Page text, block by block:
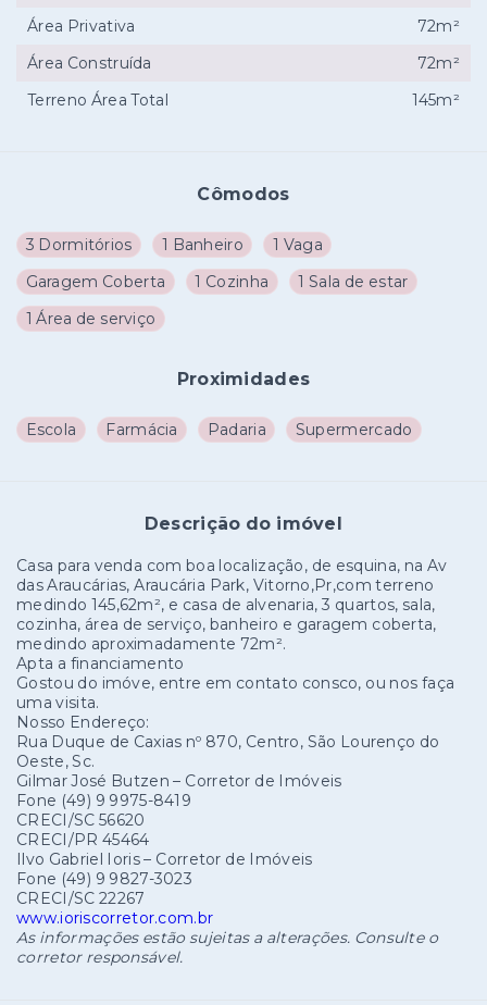
Cômodos
3 Dormitórios 1 Banheiro
1 Vaga
Garagem Coberta
1 Cozinha
1 Sala de estar
1 Área de serviço
Proximidades
Escola Farmácia Padaria Supermercado
Descrição do imóvel
Casa para venda com boa localização, de esquina, na Av
das Araucárias, Araucária Park, Vitorno,Pr,com terreno
medindo 145,62m², e casa de alvenaria, 3 quartos, sala,
cozinha, área de serviço, banheiro e garagem coberta,
medindo aproximadamente 72m².
Apta a financiamento
Gostou do imóve, entre em contato consco, ou nos faça
uma visita.
Nosso Endereço:
Rua Duque de Caxias nº 870, Centro, São Lourenço do
Oeste, Sc.
Gilmar José Butzen – Corretor de Imóveis
Fone (49) 9 9975-8419
CRECI/SC 56620
CRECI/PR 45464
Ilvo Gabriel Ioris – Corretor de Imóveis
Fone (49) 9 9827-3023
CRECI/SC 22267
www.ioriscorretor.com.br
As informações estão sujeitas a alterações. Consulte o
corretor responsável.
Área Privativa
72m²
Área Construída
72m²
Terreno Área Total
145m²